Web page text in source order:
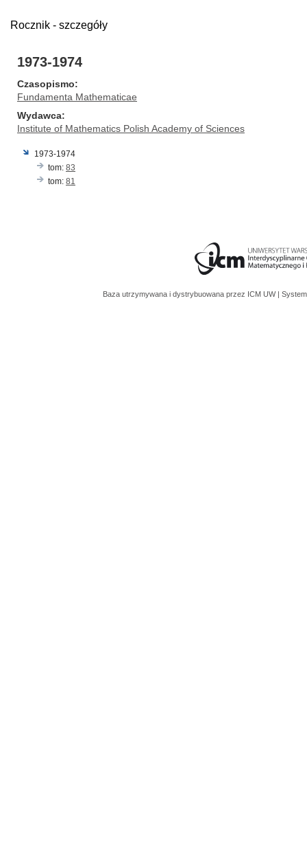
Rocznik - szczegóły
1973-1974
Czasopismo
Fundamenta Mathematicae
Wydawca
Institute of Mathematics Polish Academy of Sciences
1973-1974
tom: 83
tom: 81
Baza utrzymywana i dystrybuowana przez ICM UW |